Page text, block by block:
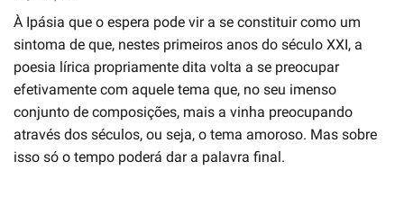
À Ipásia que o espera pode vir a se constituir como um
sintoma de que, nestes primeiros anos do século XXI, a
poesia lírica propriamente dita volta a se preocupar
efetivamente com aquele tema que, no seu imenso
conjunto de composições, mais a vinha preocupando
através dos séculos, ou seja, o tema amoroso. Mas sobre
isso só o tempo poderá dar a palavra final.